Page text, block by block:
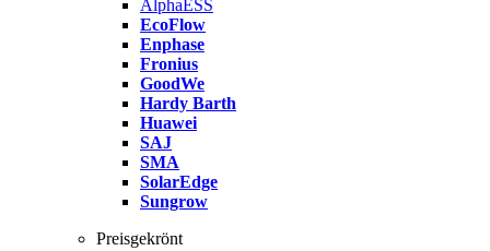
AlphaESS
EcoFlow
Enphase
Fronius
GoodWe
Hardy Barth
Huawei
SAJ
SMA
SolarEdge
Sungrow
Preisgekrönt